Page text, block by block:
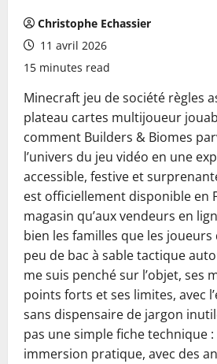
Christophe Echassier
11 avril 2026
15 minutes read
Minecraft jeu de société règles
plateau cartes multijoueur
comment Builders & Biomes
l’univers du jeu vidéo en une
accessible, festive et
est officiellement disponible en
magasin qu’aux vendeurs en
bien les familles que les joueurs
peu de bac à sable tactique
me suis penché sur l’objet, ses
points forts et ses limites, avec
sans dispensaire de jargon
pas une simple fiche technique :
immersion pratique, avec des